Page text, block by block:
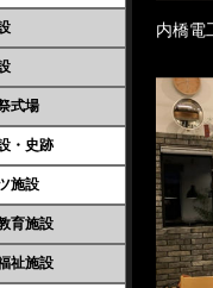
式場
・史跡
施設
育施設
祉施設
内橋電